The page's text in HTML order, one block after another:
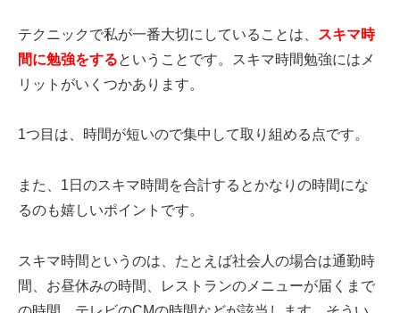
テクニックで私が一番大切にしていることは、
スキマ時
間に勉強をするということです。スキマ時間勉強にはメ
リットがいくつかあります。
1つ目は、時間が短いので集中して取り組める点です。
また、1日のスキマ時間を合計するとかなりの時間にな
るのも嬉しいポイントです。
スキマ時間というのは、たとえば社会人の場合は通勤時
間、お昼休みの時間、レストランのメニューが届くまで